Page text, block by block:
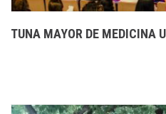
TUNA MAYOR DE MEDICINA